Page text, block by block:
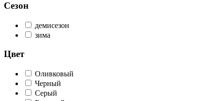
Сезон
демисезон
зима
Цвет
Оливковый
Черный
Серый